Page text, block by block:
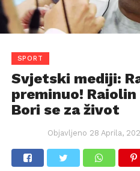
SPORT
Svjetski mediji:
preminuo!
Bori se za život
Objavljeno 28 Aprila,